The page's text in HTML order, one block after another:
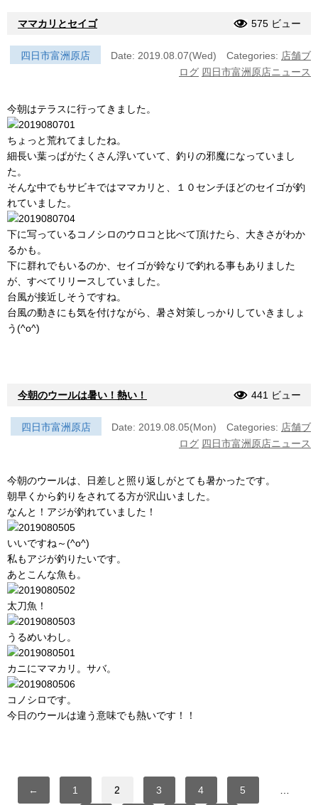
ママカリとセイゴ 575 ビュー
四日市富洲原店 Date: 2019.08.07(Wed) Categories: 店舗ブ
ログ 四日市富洲原店ニュース
今朝はテラスに行ってきました。
ちょっと荒れてましたね。
細長い葉っぱがたくさん浮いていて、釣りの邪魔になっていまし
た。
そんな中でもサビキではママカリと、１０センチほどのセイゴが釣
れていました。
下に写っているコノシロのウロコと比べて頂けたら、大きさがわか
るかも。
下に群れでもいるのか、セイゴが鈴なりで釣れる事もありました
が、すべてリリースしていました。
台風が接近しそうですね。
台風の動きにも気を付けながら、暑さ対策しっかりしていきましょ
う(^o^)
今朝のウールは暑い！熱い！ 441 ビュー
四日市富洲原店 Date: 2019.08.05(Mon) Categories: 店舗ブ
ログ 四日市富洲原店ニュース
今朝のウールは、日差しと照り返しがとても暑かったです。
朝早くから釣りをされてる方が沢山いました。
なんと！アジが釣れていました！
いいですね～(^o^)
私もアジが釣りたいです。
あとこんな魚も。
太刀魚！
うるめいわし。
カニにママカリ。サバ。
コノシロです。
今日のウールは違う意味でも熱いです！！
← 1 2 3 4 5